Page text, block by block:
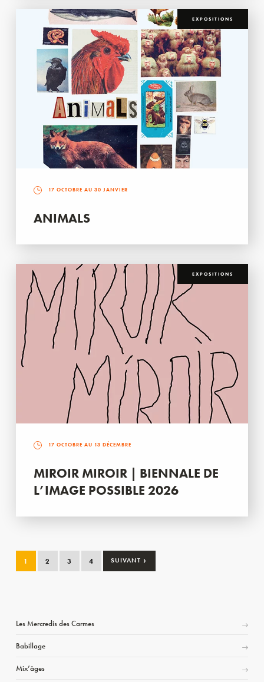
EXPOSITIONS
17 OCTOBRE AU 30 JANVIER
ANIMALS
EXPOSITIONS
17 OCTOBRE AU 13 DÉCEMBRE
MIROIR MIROIR | BIENNALE DE
L’IMAGE POSSIBLE 2026
1 2 3 4 SUIVANT ›
Les Mercredis des Carmes
Babillage
Mix’âges